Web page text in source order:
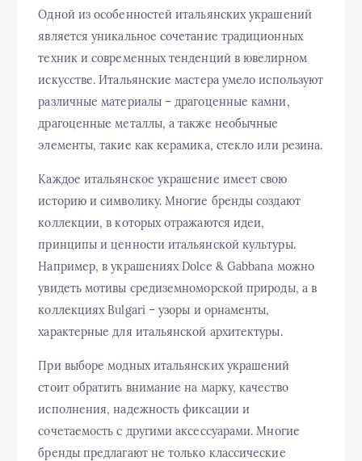
Одной из особенностей итальянских украшений
является уникальное сочетание традиционных
техник и современных тенденций в ювелирном
искусстве. Итальянские мастера умело используют
различные материалы – драгоценные камни,
драгоценные металлы, а также необычные
элементы, такие как керамика, стекло или резина.
Каждое итальянское украшение имеет свою
историю и символику. Многие бренды создают
коллекции, в которых отражаются идеи,
принципы и ценности итальянской культуры.
Например, в украшениях Dolce & Gabbana можно
увидеть мотивы средиземноморской природы, а в
коллекциях Bulgari – узоры и орнаменты,
характерные для итальянской архитектуры.
При выборе модных итальянских украшений
стоит обратить внимание на марку, качество
исполнения, надежность фиксации и
сочетаемость с другими аксессуарами. Многие
бренды предлагают не только классические